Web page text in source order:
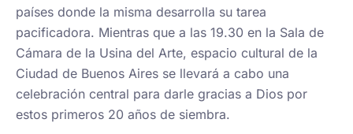
países donde la misma desarrolla su tarea
pacificadora. Mientras que a las 19.30 en la Sala de
Cámara de la Usina del Arte, espacio cultural de la
Ciudad de Buenos Aires se llevará a cabo una
celebración central para darle gracias a Dios por
estos primeros 20 años de siembra.